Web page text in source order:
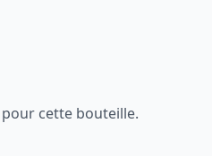
cette bouteille.